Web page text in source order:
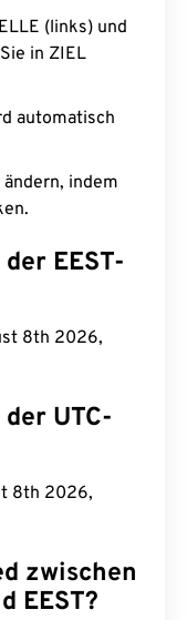
(links) und
in ZIEL
automatisch
indem
EEST-
8th 2026,
UTC-
8th 2026,
zwischen
EEST?